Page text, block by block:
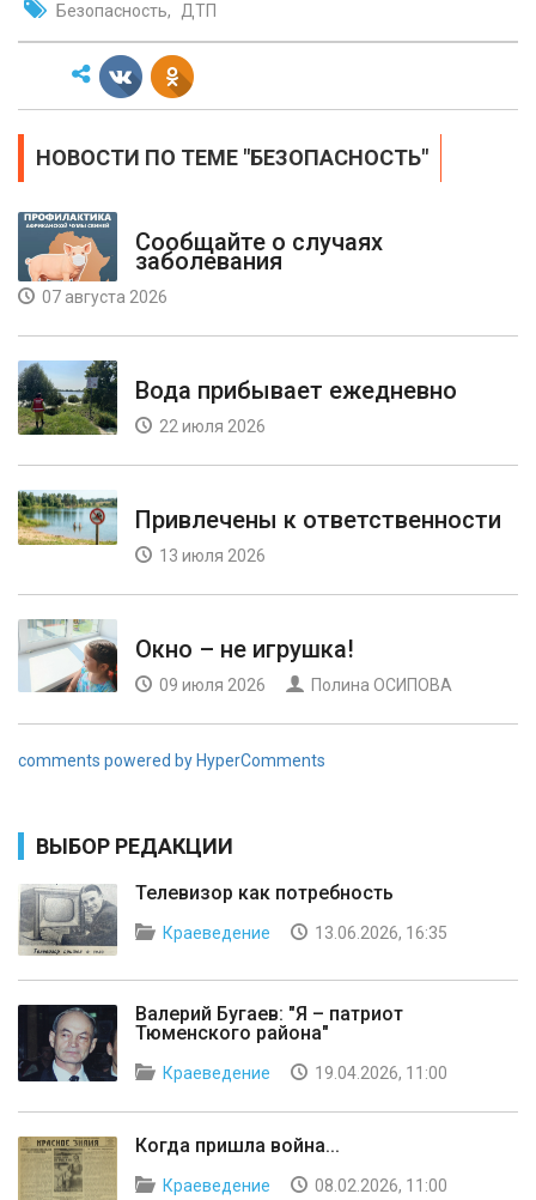
Безопасность ДТП
НОВОСТИ ПО ТЕМЕ "БЕЗОПАСНОСТЬ"
Сообщайте о случаях
заболевания
07 августа 2026
Вода прибывает ежедневно
22 июля 2026
Привлечены к ответственности
13 июля 2026
Окно – не игрушка!
09 июля 2026 Полина ОСИПОВА
comments powered by HyperComments
ВЫБОР РЕДАКЦИИ
Телевизор как потребность
Краеведение 13.06.2026, 16:35
Валерий Бугаев: "Я – патриот
Тюменского района"
Краеведение 19.04.2026, 11:00
Когда пришла война...
Краеведение 08.02.2026, 11:00